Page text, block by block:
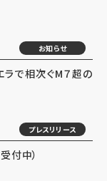
お知らせ
で相次ぐM７超の
プレスリリース
付中）